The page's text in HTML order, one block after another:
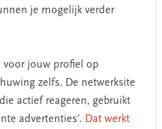
je mogelijk verder
voor jouw profiel op
zelfs. De netwerksite
actief reageren, gebruikt
advertenties’. Dat werkt